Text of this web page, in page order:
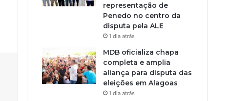
representação de
Penedo no centro da
disputa pela ALE
1 dia atrás
MDB oficializa chapa
completa e amplia
aliança para disputa das
eleições em Alagoas
1 dia atrás